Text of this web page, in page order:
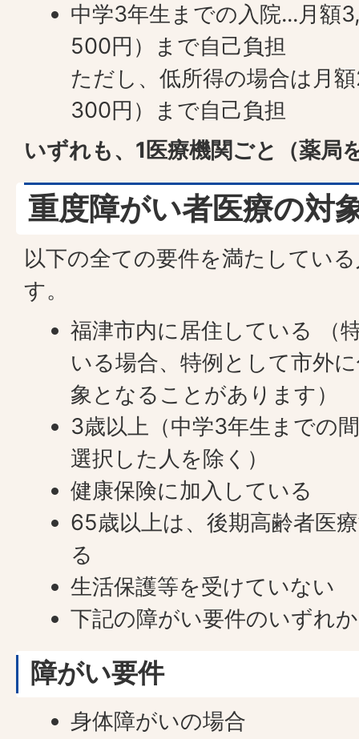
中学3年生までの入院...月額
500円）まで自己負担
ただし、低所得の場合は月
300円）まで自己負担
いずれも、1医療機関ごと（薬局
重度障がい者医療の対
以下の全ての要件を満たしてい
す。
福津市内に居住している （
いる場合、特例として市外
象となることがあります）
3歳以上（中学3年生までの
選択した人を除く）
健康保険に加入している
65歳以上は、後期高齢者医
る
生活保護等を受けていない
下記の障がい要件のいずれ
障がい要件
身体障がいの場合